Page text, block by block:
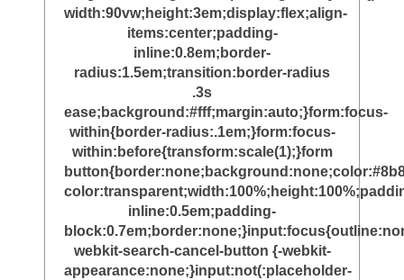
width:90vw;height:3em;display:flex;align-
items:center;padding-
inline:0.8em;border-
radius:1.5em;transition:border-radius
.3s
ease;background:#fff;margin:auto;}form:focus-
within{border-radius:.1em;}form:focus-
within:before{transform:scale(1);}form
inline:0.5em;padding-
webkit-search-cancel-button {-webkit-
appearance:none;}input:not(:placeholder-